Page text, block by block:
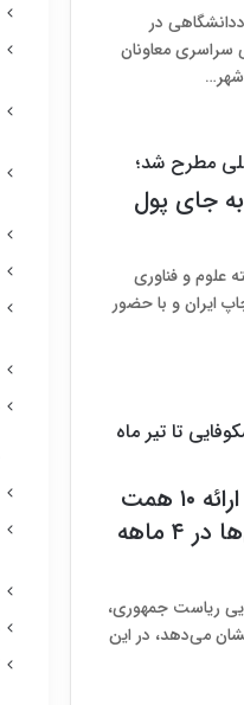
در
سراسری معاونان
شهر…
مطرح شد؛
جای پول
علوم و فناوری
ایران و با حضور
تا تیر ماه
از تسهیلات تا توانمندسازی؛ ارائه ۱۰ همت
خدمات مالی به دانش‌بنیان‌ها در ۴ ماهه
ریاست جمهوری،
فروردین تا پایان تیرماه ۱۴۰۴ نشان می‌دهد، در این